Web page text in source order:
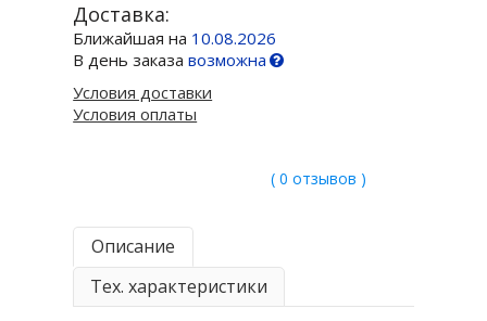
Доставка:
Ближайшая на 10.08.2026
В день заказавозможна
Условия доставки
Условия оплаты
( 0 отзывов )
Описание
Тех. характеристики